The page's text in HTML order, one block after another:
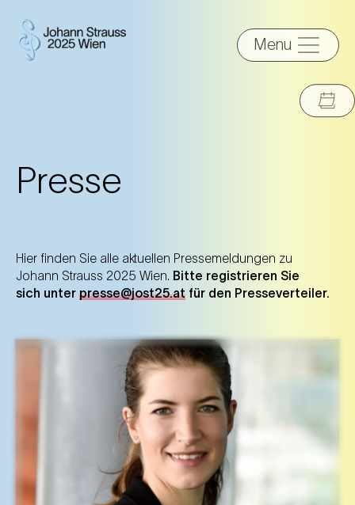
Menu
Presse
Hier finden Sie alle aktuellen Pressemeldungen zu
Johann Strauss 2025 Wien. Bitte registrieren Sie
sich unter presse@jost25.at für den Presseverteiler.